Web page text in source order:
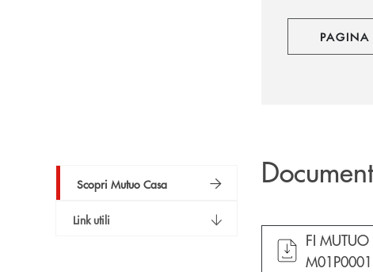
Scopri Mutuo Casa
Link utili
PAGINA
apre
FI